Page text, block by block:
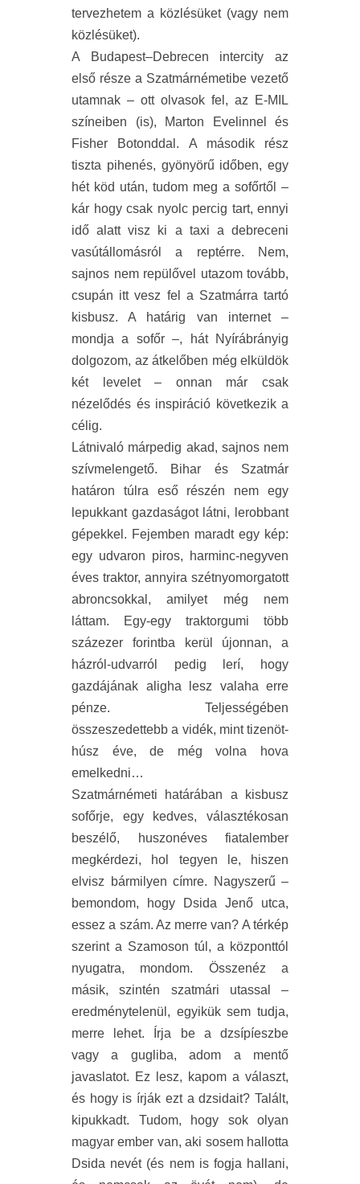
tervezhetem a közlésüket (vagy nem
közlésüket).
A Budapest–Debrecen intercity az
első része a Szatmárnémetibe vezető
utamnak – ott olvasok fel, az E-MIL
színeiben (is), Marton Evelinnel és
Fisher Botonddal. A második rész
tiszta pihenés, gyönyörű időben, egy
hét köd után, tudom meg a sofőrtől –
kár hogy csak nyolc percig tart, ennyi
idő alatt visz ki a taxi a debreceni
vasútállomásról a reptérre. Nem,
sajnos nem repülővel utazom tovább,
csupán itt vesz fel a Szatmárra tartó
kisbusz. A határig van internet –
mondja a sofőr –, hát Nyírábrányig
dolgozom, az átkelőben még elküldök
két levelet – onnan már csak
nézelődés és inspiráció következik a
célig.
Látnivaló márpedig akad, sajnos nem
szívmelengető. Bihar és Szatmár
határon túlra eső részén nem egy
lepukkant gazdaságot látni, lerobbant
gépekkel. Fejemben maradt egy kép:
egy udvaron piros, harminc-negyven
éves traktor, annyira szétnyomorgatott
abroncsokkal, amilyet még nem
láttam. Egy-egy traktorgumi több
százezer forintba kerül újonnan, a
házról-udvarról pedig lerí, hogy
gazdájának aligha lesz valaha erre
pénze. Teljességében
összeszedettebb a vidék, mint tizenöt-
húsz éve, de még volna hova
emelkedni…
Szatmárnémeti határában a kisbusz
sofőrje, egy kedves, választékosan
beszélő, huszonéves fiatalember
megkérdezi, hol tegyen le, hiszen
elvisz bármilyen címre. Nagyszerű –
bemondom, hogy Dsida Jenő utca,
essez a szám. Az merre van? A térkép
szerint a Szamoson túl, a központtól
nyugatra, mondom. Összenéz a
másik, szintén szatmári utassal –
eredménytelenül, egyikük sem tudja,
merre lehet. Írja be a dzsípíeszbe
vagy a gugliba, adom a mentő
javaslatot. Ez lesz, kapom a választ,
és hogy is írják ezt a dzsidait? Talált,
kipukkadt. Tudom, hogy sok olyan
magyar ember van, aki sosem hallotta
Dsida nevét (és nem is fogja hallani,